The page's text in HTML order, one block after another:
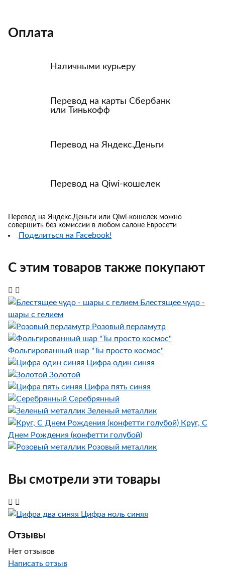
Оплата
Наличными курьеру
Перевод на карты Сбербанк
или Тинькофф
Перевод на Яндекс.Деньги
Перевод на Qiwi-кошелек
Перевод на Яндекс.Деньги или Qiwi-кошелек можно
совершить без комиссии в любом салоне Евросети
Поделиться на Facebook!
С этим товаров также покупают
Блестящее чудо -
шары с гелием
Розовый перламутр
Фольгированный шар "Ты просто космос"
Цифра один синяя
Золотой
Цифра пять синяя
Серебрянный
Зеленый металлик
Круг, С
Днем Рождения (конфетти голубой)
Розовый металлик
Вы смотрели эти товары
Цифра ноль синяя
Отзывы
Нет отзывов
Написать отзыв